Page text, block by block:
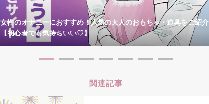
女性のオナニーにおすすめ！人気の大人のおもちゃ・道具をご紹介
【初心者でも気持ちいい♡】
関連記事